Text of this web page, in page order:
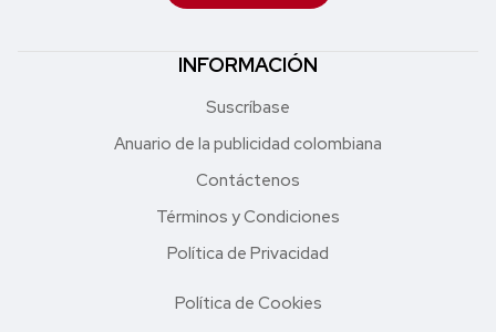
INFORMACIÓN
Suscríbase
Anuario de la publicidad colombiana
Contáctenos
Términos y Condiciones
Política de Privacidad
Política de Cookies